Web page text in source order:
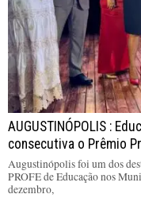
AUGUSTINÓPOLIS :
consecutiva o Prêmio
Augustinópolis foi um dos
PROFE de Educação nos
dezembro,